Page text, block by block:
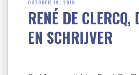
OKTOBER 19, 2018
RENÉ DE CLERCQ,
EN SCHRIJVER